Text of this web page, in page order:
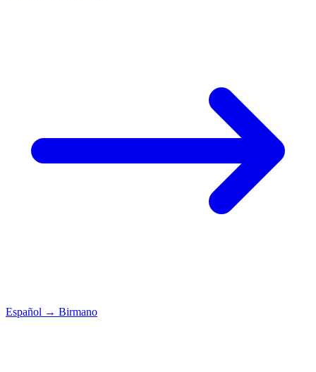
Español → Birmano